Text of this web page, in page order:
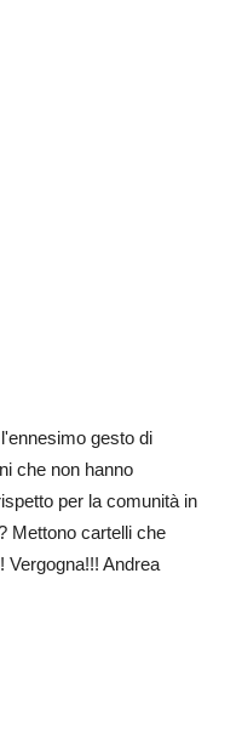
gesto di
che non hanno
per la comunità in
Mettono cartelli che
Vergogna!!! Andrea